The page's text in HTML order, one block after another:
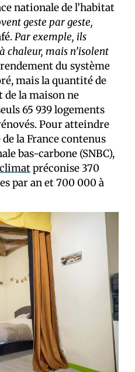
nationale de l’habitat
geste par geste,
Par exemple, ils
chaleur, mais n’isolent
du système
mais la quantité de
de la maison ne
65 939 logements
Pour atteindre
la France contenus
bas-carbone (SNBC),
préconise 370
par an et 700 000 à